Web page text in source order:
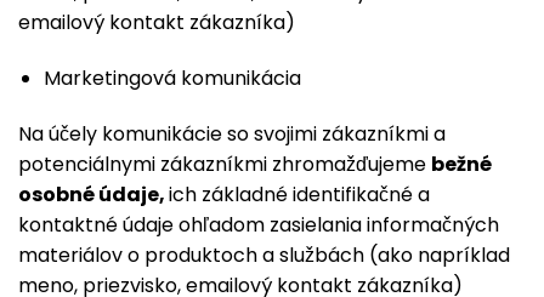
emailový kontakt zákazníka)
Marketingová komunikácia
Na účely komunikácie so svojimi zákazníkmi a
potenciálnymi zákazníkmi zhromažďujeme bežné
osobné údaje,ich základné identifikačné a
kontaktné údaje ohľadom zasielania informačných
materiálov o produktoch a službách (ako napríklad
meno, priezvisko, emailový kontakt zákazníka)